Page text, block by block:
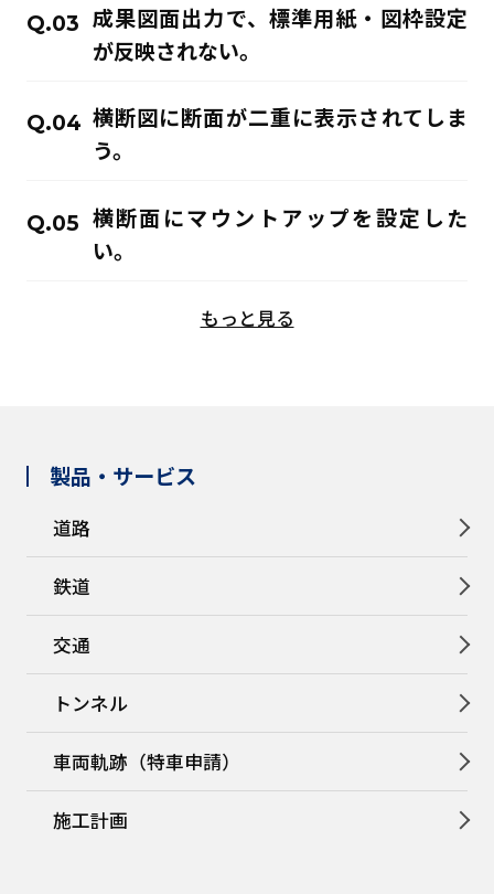
Q.
成果図面出力で、標準用紙・図枠設定
が反映されない。
Q.
横断図に断面が二重に表示されてしま
う。
Q.
横断面にマウントアップを設定した
い。
もっと見る
製品・サービス
道路
鉄道
交通
トンネル
車両軌跡（特車申請）
施工計画